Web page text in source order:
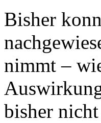
Bisher
nimmt –
bisher